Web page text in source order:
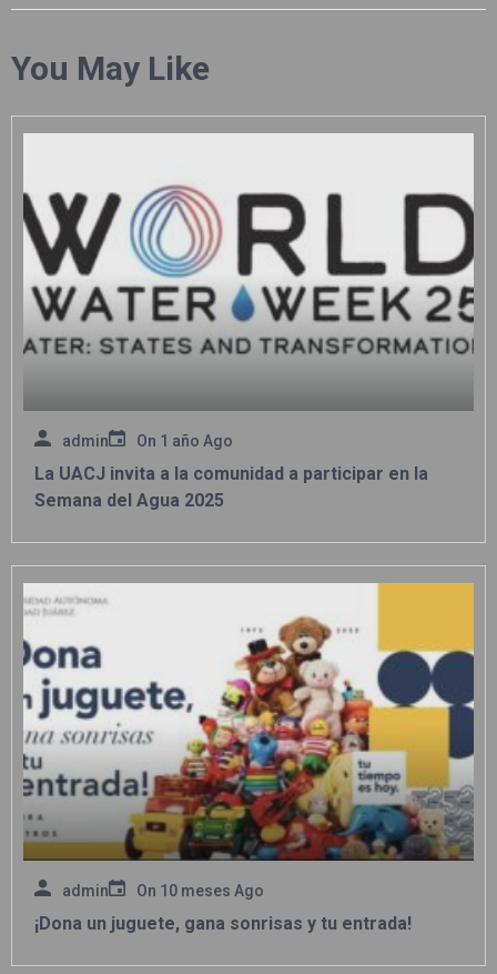
You May Like
admin On 1 año Ago
La UACJ invita a la comunidad a participar en la
Semana del Agua 2025
admin On 10 meses Ago
¡Dona un juguete, gana sonrisas y tu entrada!